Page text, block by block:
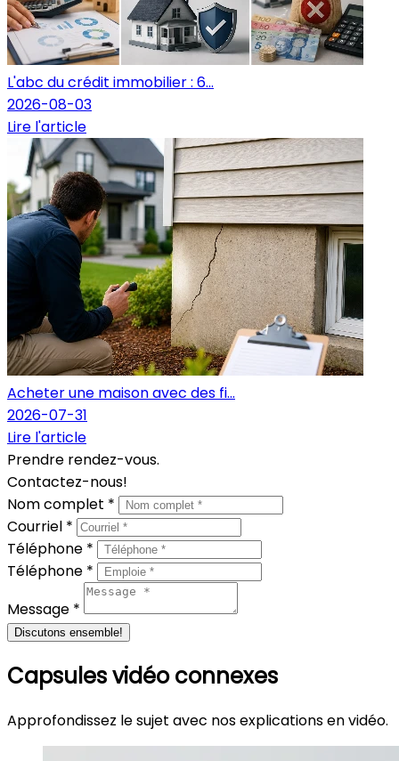
L'abc du crédit immobilier : 6...
2026-08-03
Lire l'article
Acheter une maison avec des fi...
2026-07-31
Lire l'article
Prendre rendez-vous.
Contactez-nous!
Nom complet *
Courriel *
Téléphone *
Téléphone *
Message *
Discutons ensemble!
Capsules vidéo connexes
Approfondissez le sujet avec nos explications en vidéo.